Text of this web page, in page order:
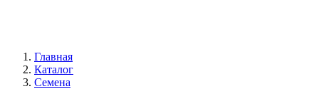
Главная
Каталог
Семена